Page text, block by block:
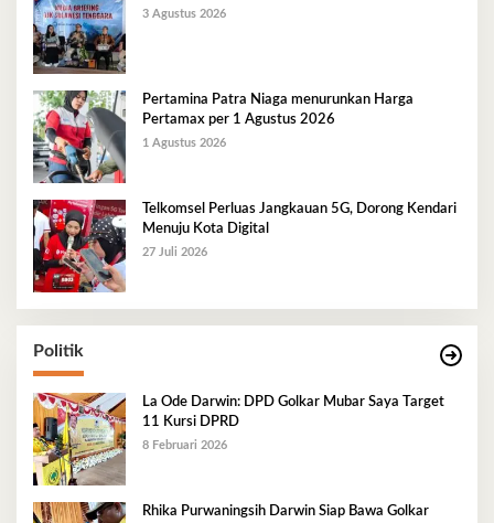
3 Agustus 2026
Pertamina Patra Niaga menurunkan Harga
Pertamax per 1 Agustus 2026
1 Agustus 2026
Telkomsel Perluas Jangkauan 5G, Dorong Kendari
Menuju Kota Digital
27 Juli 2026
Politik
La Ode Darwin: DPD Golkar Mubar Saya Target
11 Kursi DPRD
8 Februari 2026
Rhika Purwaningsih Darwin Siap Bawa Golkar